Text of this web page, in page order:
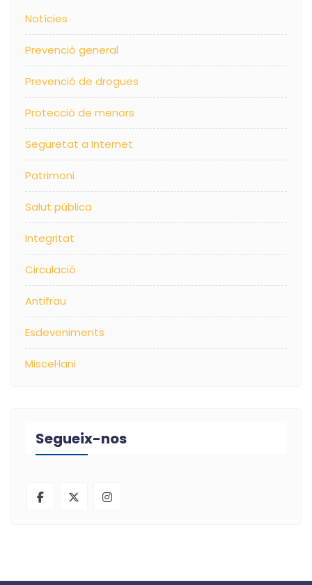
Notícies
Prevenció general
Prevenció de drogues
Protecció de menors
Seguretat a Internet
Patrimoni
Salut pública
Integritat
Circulació
Antifrau
Esdeveniments
Miscel·lani
Segueix-nos